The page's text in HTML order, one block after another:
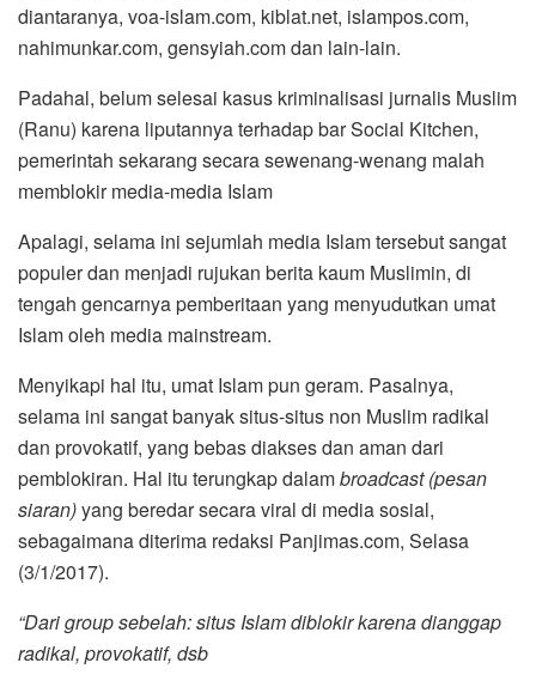
diantaranya, voa-islam.com, kiblat.net, islampos.com,
nahimunkar.com, gensyiah.com dan lain-lain.
Padahal, belum selesai kasus kriminalisasi jurnalis Muslim
(Ranu) karena liputannya terhadap bar Social Kitchen,
pemerintah sekarang secara sewenang-wenang malah
memblokir media-media Islam
Apalagi, selama ini sejumlah media Islam tersebut sangat
populer dan menjadi rujukan berita kaum Muslimin, di
tengah gencarnya pemberitaan yang menyudutkan umat
Islam oleh media mainstream.
Menyikapi hal itu, umat Islam pun geram. Pasalnya,
selama ini sangat banyak situs-situs non Muslim radikal
dan provokatif, yang bebas diakses dan aman dari
pemblokiran. Hal itu terungkap dalambroadcast (pesan
siaran)yang beredar secara viral di media sosial,
sebagaimana diterima redaksi Panjimas.com, Selasa
(3/1/2017).
“Dari group sebelah: situs Islam diblokir karena dianggap
radikal, provokatif, dsb